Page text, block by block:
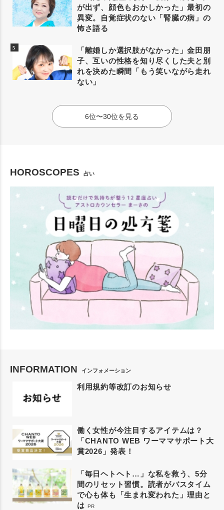
が出ず、顔色もおかしかった」最初の
異変。自覚症状のない「腎臓の病」の
怖さ語る
「離婚しか選択肢がなかった」金田朋
子、互いの性格を知り尽くした夫と別
れを決めた瞬間「もう笑いながら走れ
ない」
6位〜30位を見る
HOROSCOPES 占い
INFORMATION インフォメーション
利用規約等改訂のお知らせ
働く女性が今注目するアイテムは？
「CHANTO WEB ワーママサポート大
賞2026」発表！
「毎日ヘトヘト…」な私を救う、5分
間のリセット習慣。読者がバスタイム
で心も体も「生まれ変われた」理由と
は PR